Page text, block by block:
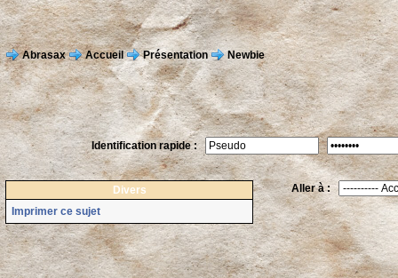
Abrasax Accueil Présentation Newbie
Identification rapide :
Divers
Imprimer ce sujet
Aller à :